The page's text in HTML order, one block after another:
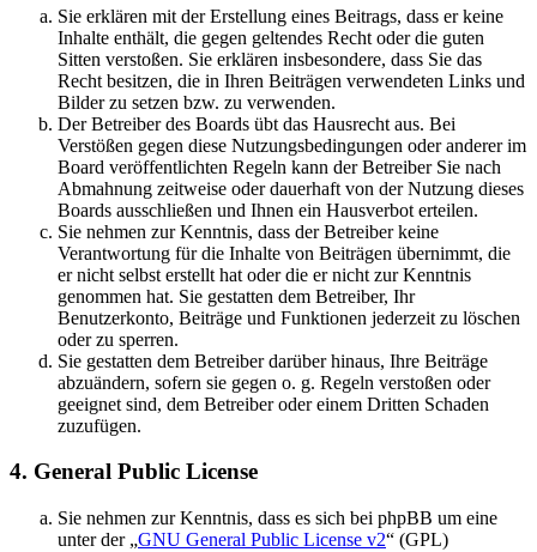
Sie erklären mit der Erstellung eines Beitrags, dass er keine
Inhalte enthält, die gegen geltendes Recht oder die guten
Sitten verstoßen. Sie erklären insbesondere, dass Sie das
Recht besitzen, die in Ihren Beiträgen verwendeten Links und
Bilder zu setzen bzw. zu verwenden.
Der Betreiber des Boards übt das Hausrecht aus. Bei
Verstößen gegen diese Nutzungsbedingungen oder anderer im
Board veröffentlichten Regeln kann der Betreiber Sie nach
Abmahnung zeitweise oder dauerhaft von der Nutzung dieses
Boards ausschließen und Ihnen ein Hausverbot erteilen.
Sie nehmen zur Kenntnis, dass der Betreiber keine
Verantwortung für die Inhalte von Beiträgen übernimmt, die
er nicht selbst erstellt hat oder die er nicht zur Kenntnis
genommen hat. Sie gestatten dem Betreiber, Ihr
Benutzerkonto, Beiträge und Funktionen jederzeit zu löschen
oder zu sperren.
Sie gestatten dem Betreiber darüber hinaus, Ihre Beiträge
abzuändern, sofern sie gegen o. g. Regeln verstoßen oder
geeignet sind, dem Betreiber oder einem Dritten Schaden
zuzufügen.
4. General Public License
Sie nehmen zur Kenntnis, dass es sich bei phpBB um eine
unter der „GNU General Public License v2“ (GPL)